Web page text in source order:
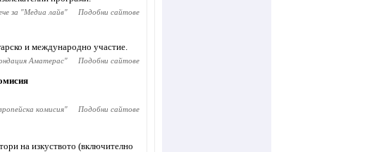
за "Медиа лайв" Подобни сайтове
и международно участие.
Аматерас" Подобни сайтове
комисия" Подобни сайтове
на изкуството (включително